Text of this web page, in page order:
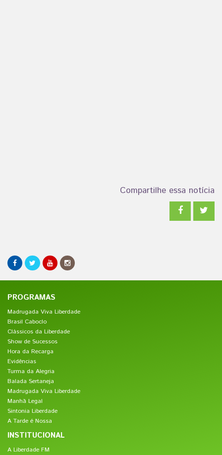
Compartilhe essa notícia
PROGRAMAS
Madrugada Viva Liberdade
Brasil Caboclo
Clássicos da Liberdade
Show de Sucessos
Hora da Recarga
Evidências
Turma da Alegria
Balada Sertaneja
Madrugada Viva Liberdade
Manhã Legal
Sintonia Liberdade
A Tarde é Nossa
INSTITUCIONAL
A Liberdade FM